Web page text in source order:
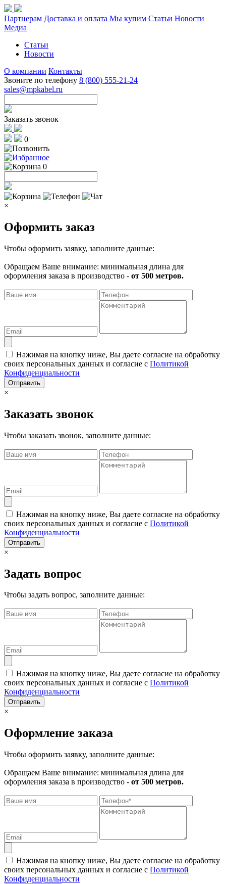
Партнерам Доставка и оплата Мы купим Статьи Новости
Медиа
Статьи
Новости
О компании Контакты
Звоните по телефону 8 (800) 555-21-24
sales@mpkabel.ru
Заказать звонок
0
0
×
Оформить заказ
Чтобы оформить заявку, заполните данные:
Обращаем Ваше внимание: минимальная длина для
оформления заказа в производство - от 500 метров.
Нажимая на кнопку ниже, Вы даете согласие на обработку
своих персональных данных и согласие с Политикой
Конфиденциальности
Отправить
×
Заказать звонок
Чтобы заказать звонок, заполните данные:
Нажимая на кнопку ниже, Вы даете согласие на обработку
своих персональных данных и согласие с Политикой
Конфиденциальности
Отправить
×
Задать вопрос
Чтобы задать вопрос, заполните данные:
Нажимая на кнопку ниже, Вы даете согласие на обработку
своих персональных данных и согласие с Политикой
Конфиденциальности
Отправить
×
Оформление заказа
Чтобы оформить заявку, заполните данные:
Обращаем Ваше внимание: минимальная длина для
оформления заказа в производство - от 500 метров.
Нажимая на кнопку ниже, Вы даете согласие на обработку
своих персональных данных и согласие с Политикой
Конфиденциальности